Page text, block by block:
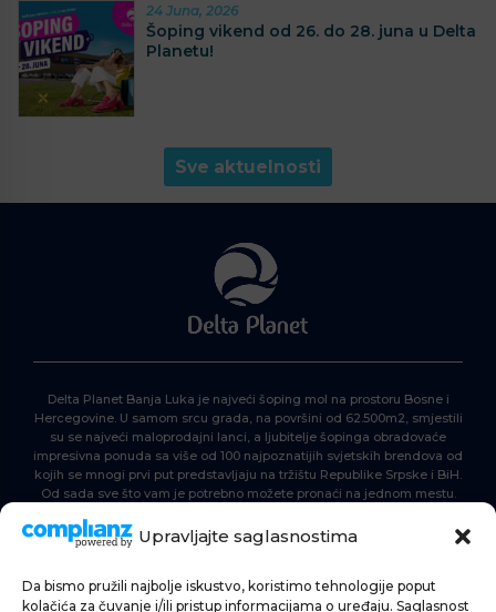
Upravljajte saglasnostima
Da bismo pružili najbolje iskustvo, koristimo tehnologije poput
kolačića za čuvanje i/ili pristup informacijama o uređaju. Saglasnost
24 Juna, 2026
Šoping vikend od 26. do 28. juna u Delta
Planetu!
Sve aktuelnosti
Delta Planet Banja Luka je najveći šoping mol na prostoru Bosne i
Hercegovine. U samom srcu grada, na površini od 62.500m2, smjestili
su se najveći maloprodajni lanci, a ljubitelje šopinga obradovaće
impresivna ponuda sa više od 100 najpoznatijih svjetskih brendova od
kojih se mnogi prvi put predstavljaju na tržištu Republike Srpske i BiH.
Od sada sve što vam je potrebno možete pronaći na jednom mestu.
POČETNA